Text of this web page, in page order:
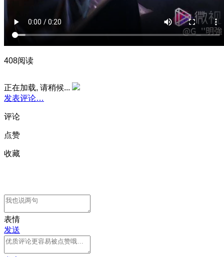
408阅读
正在加载, 请稍候...
发表评论…
评论
点赞
收藏
表情
发送